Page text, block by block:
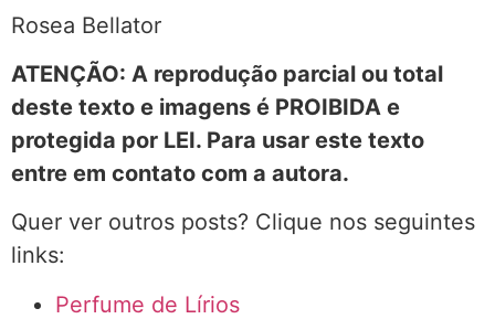
Rosea Bellator
ATENÇÃO: A reprodução parcial ou total
deste texto e imagens é PROIBIDA e
protegida por LEI. Para usar este texto
entre em contato com a autora.
Quer ver outros posts? Clique nos seguintes
links:
Perfume de Lírios